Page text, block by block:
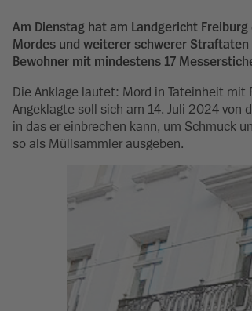
Am Dienstag hat am Landgericht
Mordes und weiterer schwerer Straftaten
Bewohner mit mindestens 17
Die Anklage lautet: Mord in Tateinheit mit
Angeklagte soll sich am 14. Juli 2024 von
in das er einbrechen kann, um Schmuck
so als Müllsammler ausgeben.